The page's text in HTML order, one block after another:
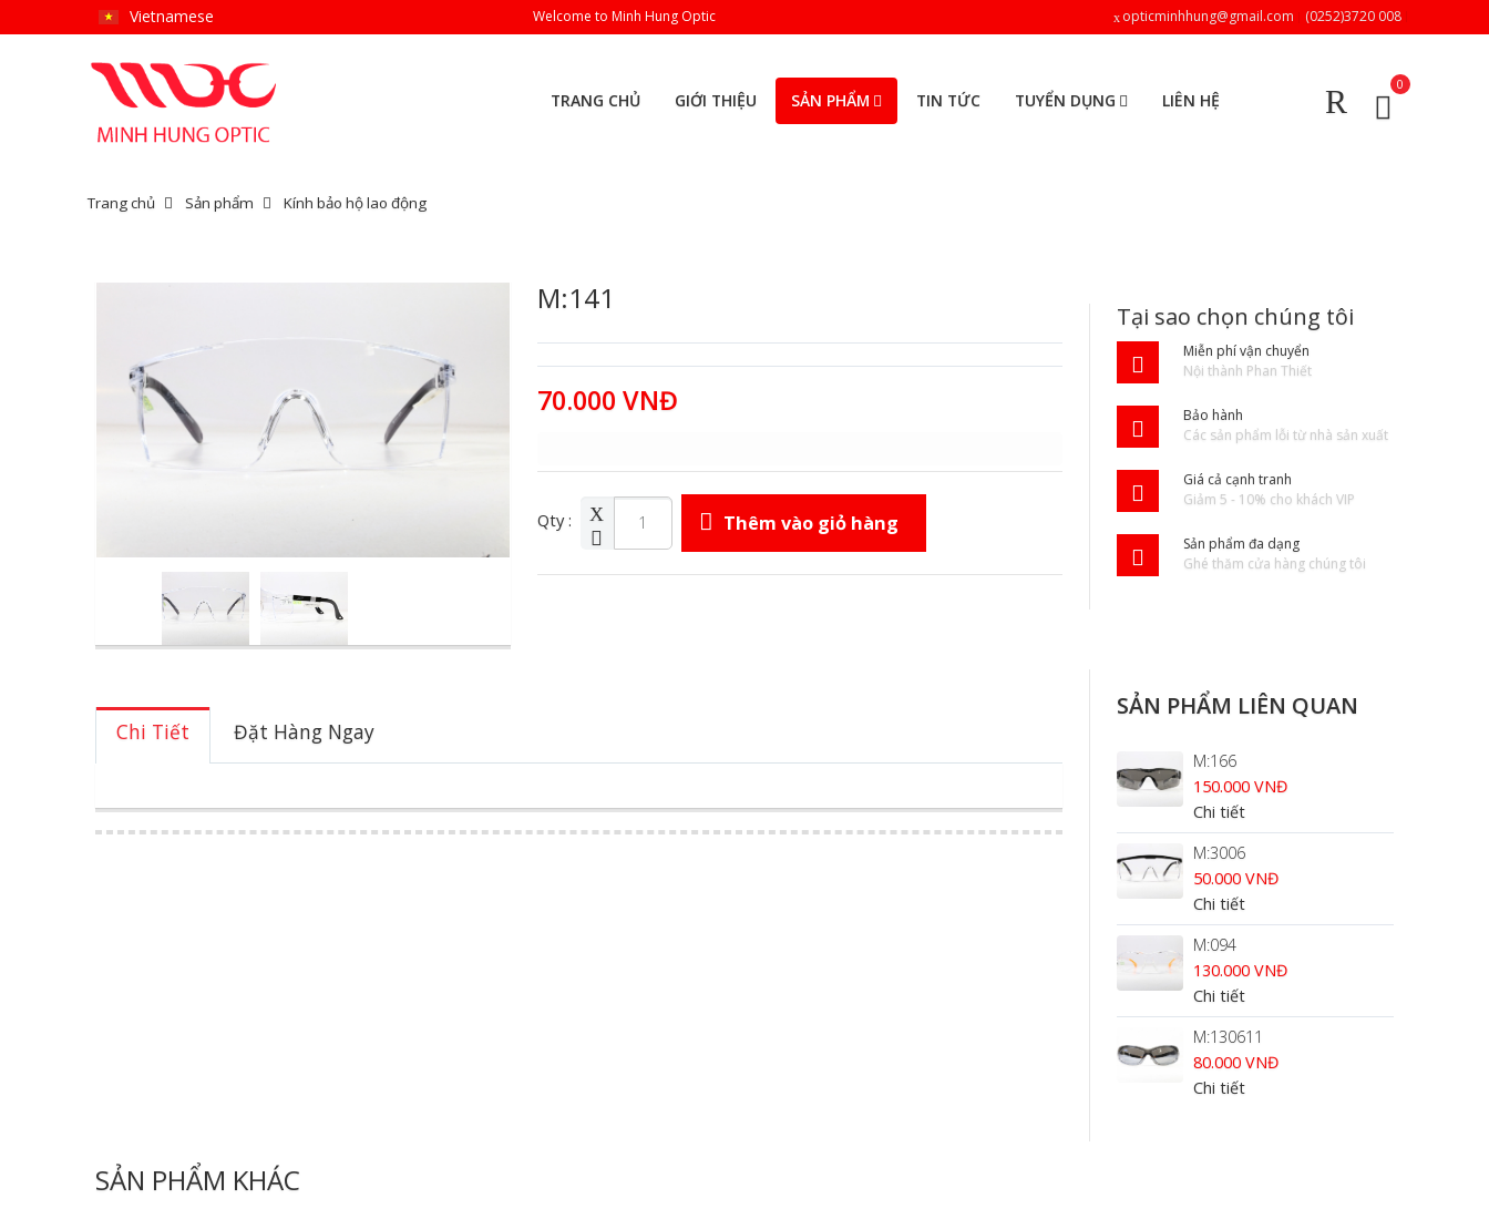
Vietnamese Welcome to Minh Hung Optic opticminhhung@gmail.com (0252)3720 008
LIÊN HỆ
TUYỂN DỤNG
TIN TỨC
SẢN PHẨM
GIỚI THIỆU
TRANG CHỦ
0
Trang chủ Sản phẩm Kính bảo hộ lao động
M:141
70.000 VNĐ
Qty : Thêm vào giỏ hàng
Tại sao chọn chúng tôi
Miễn phí vận chuyển
Nội thành Phan Thiết
Bảo hành
Các sản phẩm lỗi từ nhà sản xuất
Giá cả cạnh tranh
Giảm 5 - 10% cho khách VIP
Sản phẩm đa dạng
Ghé thăm cửa hàng chúng tôi
Chi Tiết Đặt Hàng Ngay
SẢN PHẨM LIÊN QUAN
M:166
150.000 VNĐ
Chi tiết
M:3006
50.000 VNĐ
Chi tiết
M:094
130.000 VNĐ
Chi tiết
M:130611
80.000 VNĐ
Chi tiết
SẢN PHẨM KHÁC